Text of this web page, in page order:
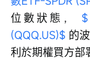
位數狀態，
(QQQ.US)$ 的
利於期權買方部